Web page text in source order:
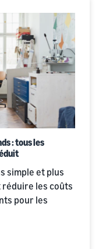
: tous les
simple et plus
réduire les coûts
pour les